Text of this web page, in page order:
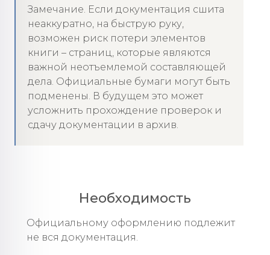
Замечание. Если документация сшита
неаккуратно, на быструю руку,
возможен риск потери элементов
книги – страниц, которые являются
важной неотъемлемой составляющей
дела. Официальные бумаги могут быть
подменены. В будущем это может
усложнить прохождение проверок и
сдачу документации в архив.
Необходимость
Официальному оформлению подлежит
не вся документация.